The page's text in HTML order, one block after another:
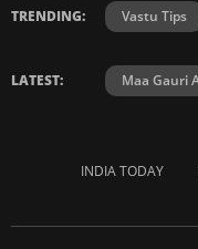
TRENDING: Vastu Tips
LATEST: Maa Gauri
INDIA TODAY